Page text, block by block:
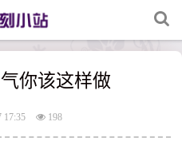
你该这样做
17:35 198